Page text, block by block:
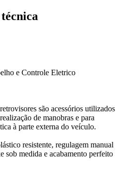
e Controle Eletrico
são acessórios utilizados
de manobras e para
à parte externa do veículo.
resistente, regulagem manual
sob medida e acabamento perfeito